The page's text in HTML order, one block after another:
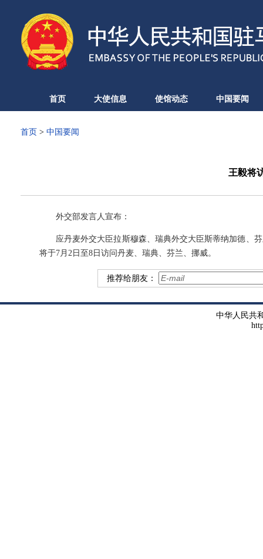
首页 大使信息 使馆动态 中国要闻
首页 > 中国要闻
王毅将
外交部发言人宣布：
应丹麦外交大臣拉斯穆森、瑞典外交大臣斯蒂纳加德、
将于7月2日至8日访问丹麦、瑞典、芬兰、挪威。
推荐给朋友：
中华人民共